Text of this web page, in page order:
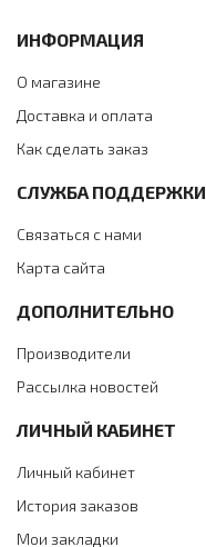
ИНФОРМАЦИЯ
О магазине
Доставка и оплата
Как сделать заказ
СЛУЖБА ПОДДЕРЖКИ
Связаться с нами
Карта сайта
ДОПОЛНИТЕЛЬНО
Производители
Рассылка новостей
ЛИЧНЫЙ КАБИНЕТ
Личный кабинет
История заказов
Мои закладки